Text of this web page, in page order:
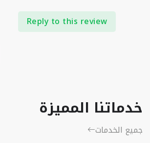
Reply to this review
خدماتنا المميزة
جميع الخدمات